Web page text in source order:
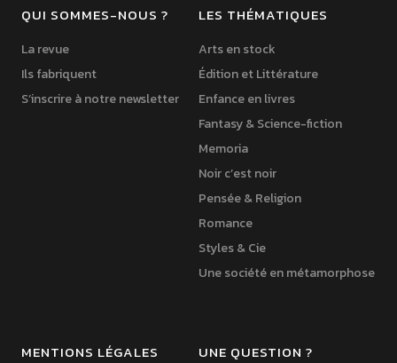
QUI SOMMES-NOUS ?
La revue
Ils fabriquent
S’inscrire à notre newsletter
LES THÉMATIQUES
Arts en stock
Édition et Littérature
Enfance en livres
Fantasy & Science-fiction
Memoria
Noir c’est noir
Pensée & Religion
Romance
Styles & Cie
Une société en métamorphose
MENTIONS LÉGALES UNE QUESTION ?